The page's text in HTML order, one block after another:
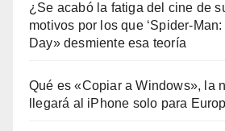
¿Se acabó la fatiga del cine de
motivos por los que ‘Spider-
Day» desmiente esa teoría
Qué es «Copiar a Windows», la
llegará al iPhone solo para